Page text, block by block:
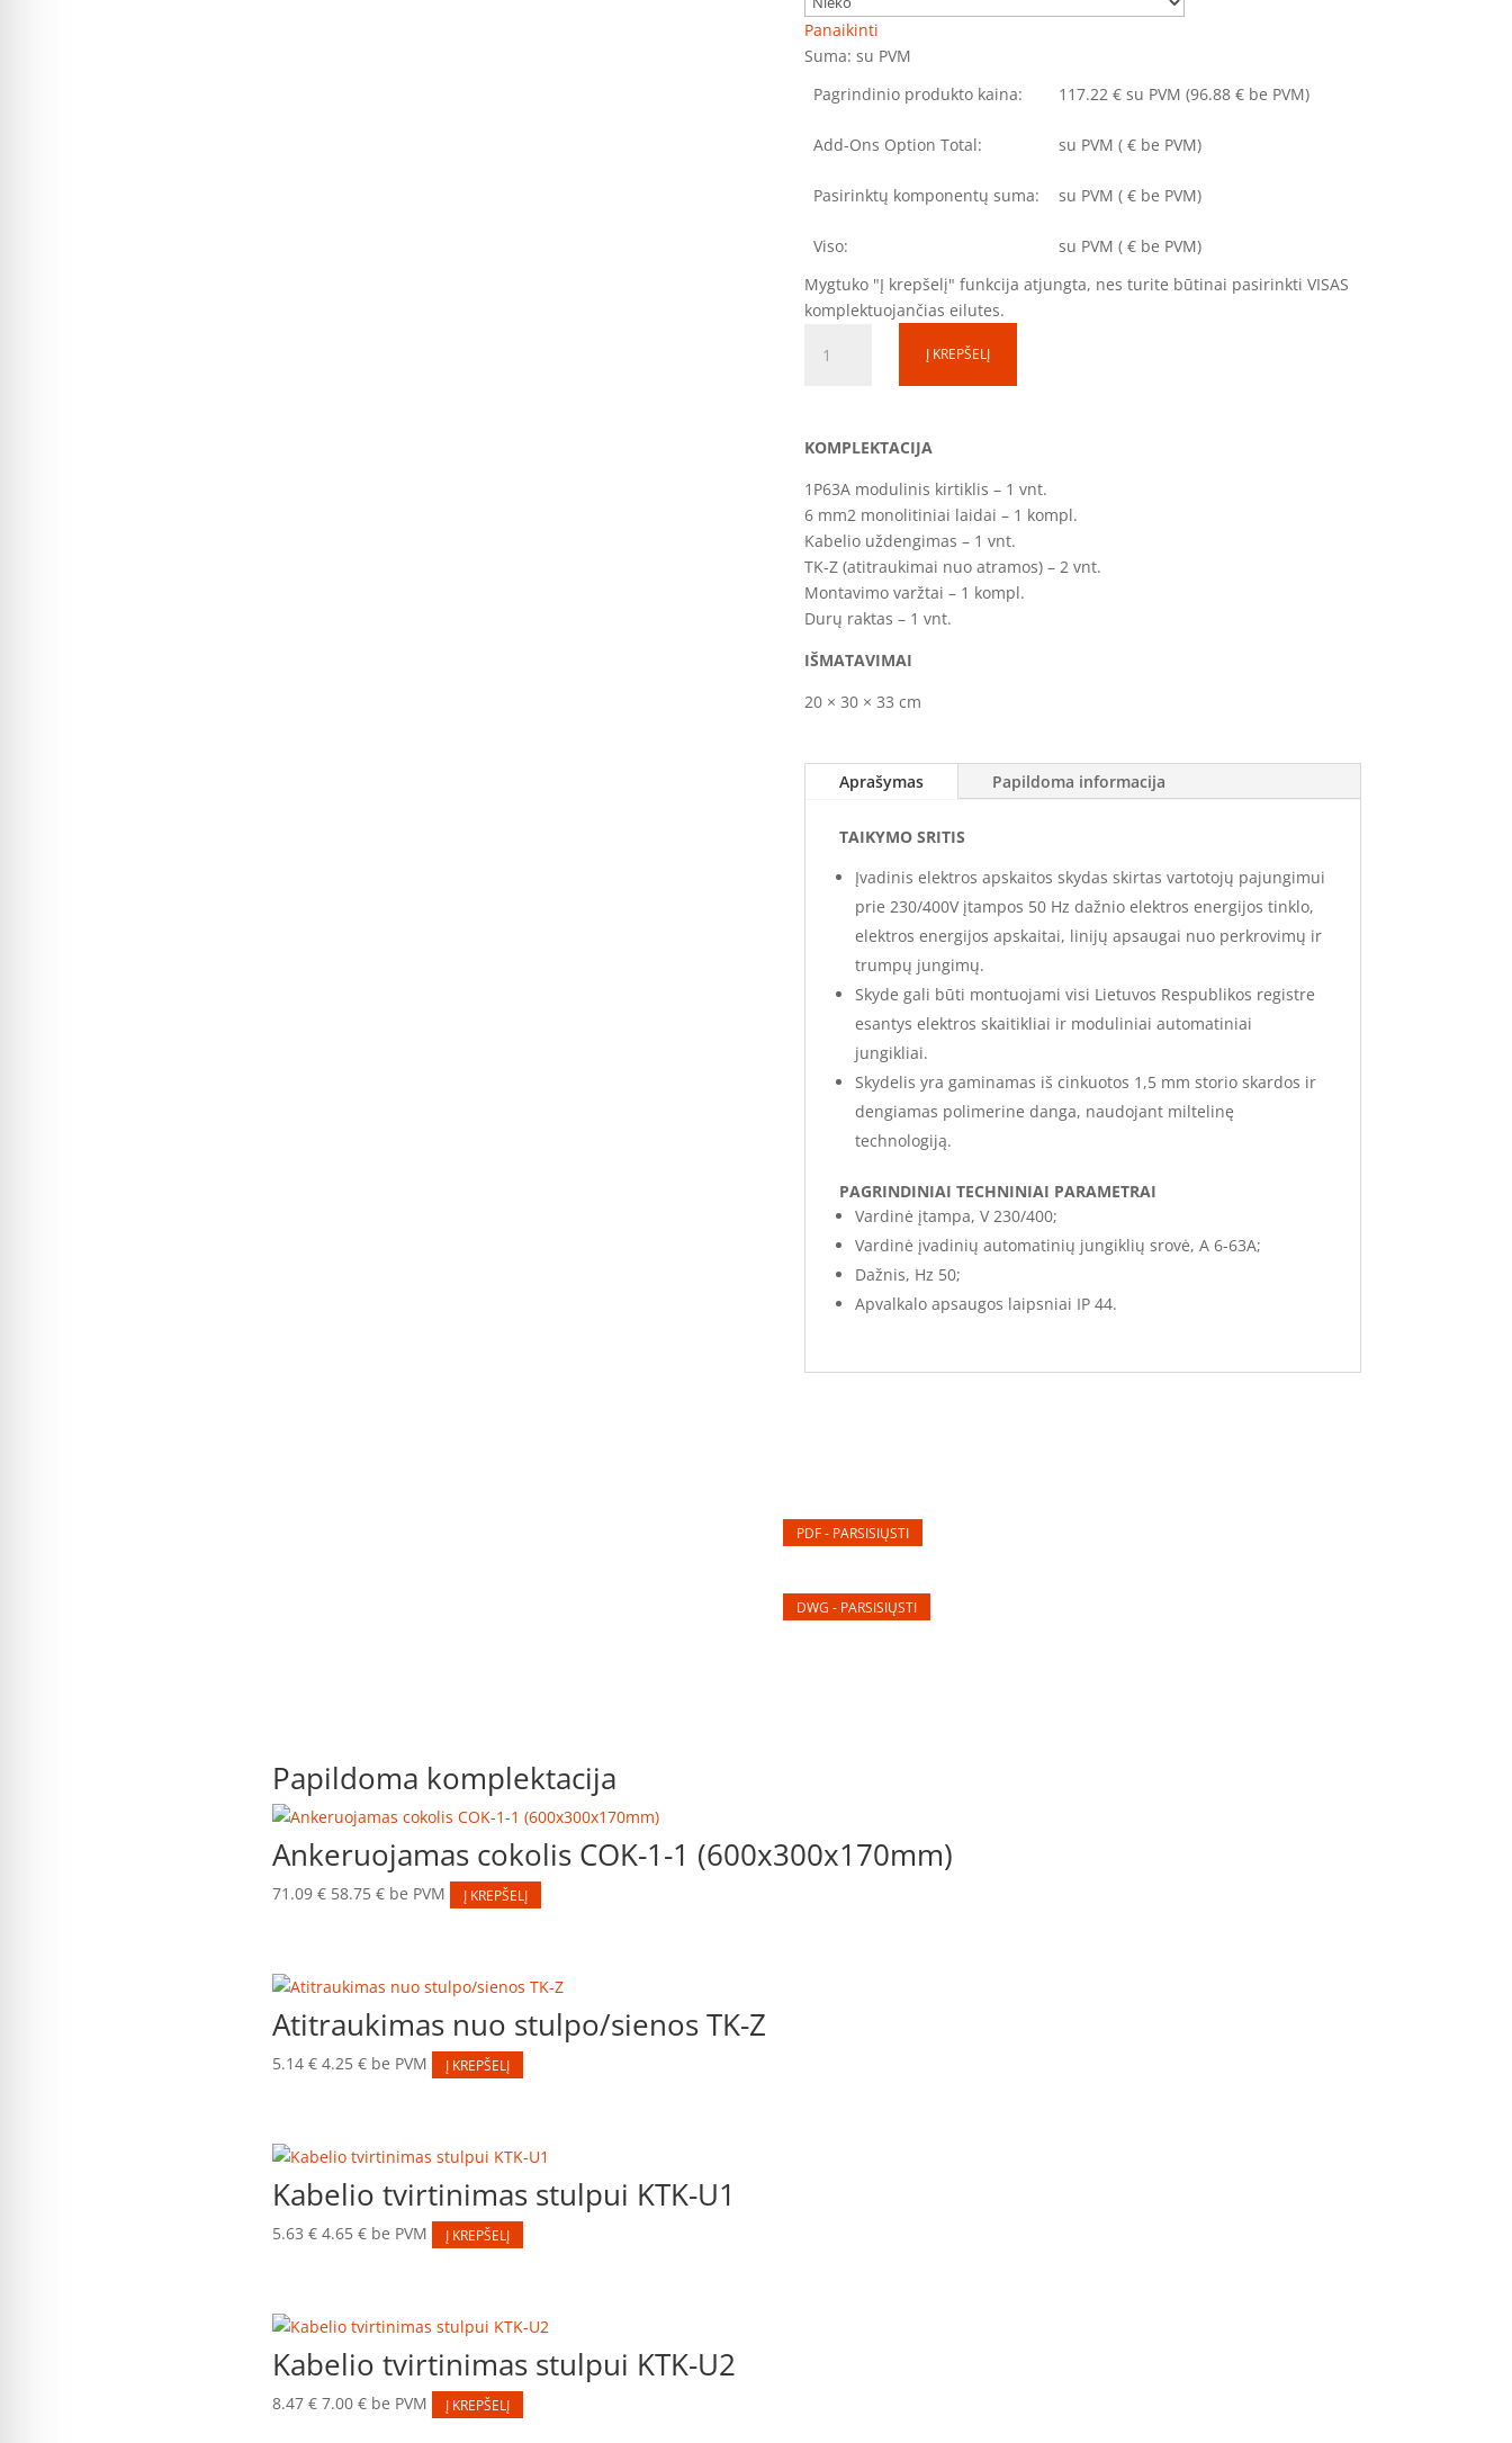
Panaikinti
Suma: su PVM
Pagrindinio produkto kaina:
117.22€ su PVM (96.88 € be PVM)
Add-Ons Option Total: su PVM ( € be PVM)
Pasirinktų komponentų suma: su PVM ( € be PVM)
Viso: su PVM ( € be PVM)
Mygtuko "Į krepšelį" funkcija atjungta, nes turite būtinai pasirinkti VISAS
komplektuojančias eilutes.
kiekis:
ĮAS-
1
(330x300x200)
Į KREPŠELĮ
KOMPLEKTACIJA
1P63A modulinis kirtiklis – 1 vnt.
6 mm2 monolitiniai laidai – 1 kompl.
Kabelio uždengimas – 1 vnt.
TK-Z (atitraukimai nuo atramos) – 2 vnt.
Montavimo varžtai – 1 kompl.
Durų raktas – 1 vnt.
IŠMATAVIMAI
20 × 30 × 33 cm
Aprašymas Papildoma informacija
TAIKYMO SRITIS
Įvadinis elektros apskaitos skydas skirtas vartotojų pajungimui
prie 230/400V įtampos 50 Hz dažnio elektros energijos tinklo,
elektros energijos apskaitai, linijų apsaugai nuo perkrovimų ir
trumpų jungimų.
Skyde gali būti montuojami visi Lietuvos Respublikos registre
esantys elektros skaitikliai ir moduliniai automatiniai
jungikliai.
Skydelis yra gaminamas iš cinkuotos 1,5 mm storio skardos ir
dengiamas polimerine danga, naudojant miltelinę
technologiją.
PAGRINDINIAI TECHNINIAI PARAMETRAI
Vardinė įtampa, V 230/400;
Vardinė įvadinių automatinių jungiklių srovė, A 6-63A;
Dažnis, Hz 50;
Apvalkalo apsaugos laipsniai IP 44.
PDF - PARSISIŲSTI
DWG - PARSISIŲSTI
Papildoma komplektacija
Ankeruojamas cokolis COK-1-1 (600x300x170mm)
71.09 € 58.75 €be PVM Į KREPŠELĮ
Atitraukimas nuo stulpo/sienos TK-Z
5.14 € 4.25 €be PVM Į KREPŠELĮ
Kabelio tvirtinimas stulpui KTK-U1
5.63 € 4.65 €be PVM Į KREPŠELĮ
Kabelio tvirtinimas stulpui KTK-U2
8.47 € 7.00 €be PVM Į KREPŠELĮ